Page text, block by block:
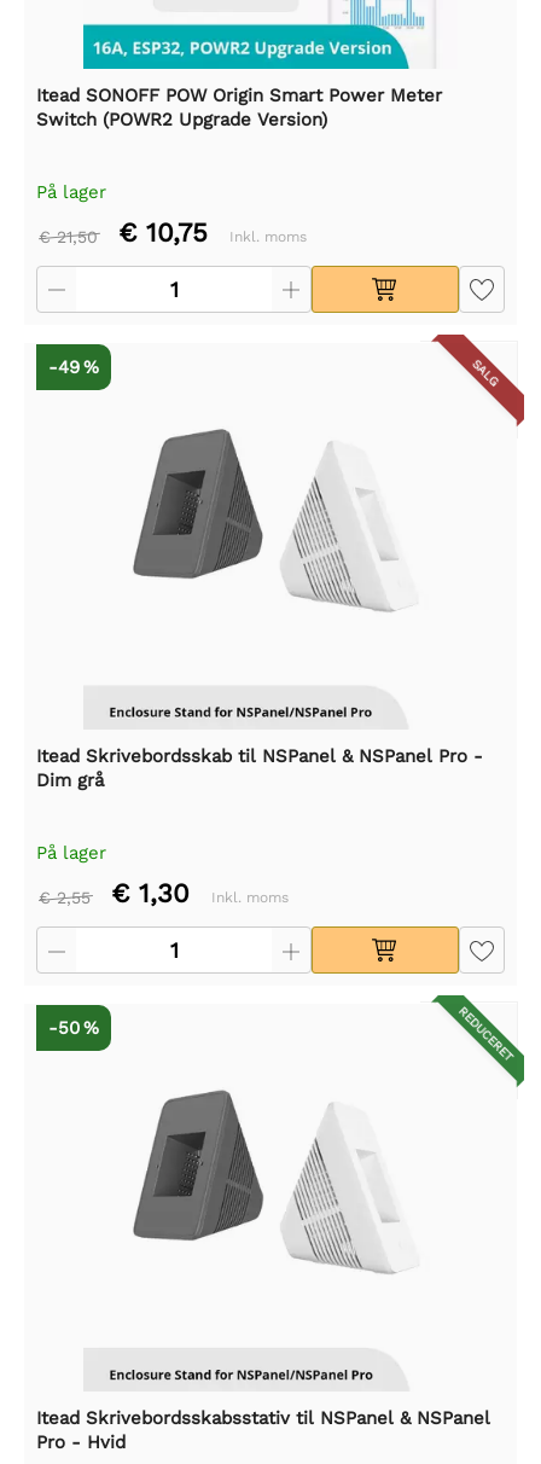
Itead SONOFF POW Origin Smart Power Meter
Switch (POWR2 Upgrade Version)
På lager
€ 21,50 € 10,75 Inkl. moms
SALG
-49 %
Itead Skrivebordsskab til NSPanel & NSPanel Pro -
Dim grå
På lager
€ 2,55 € 1,30 Inkl. moms
REDUCERET
-50 %
Itead Skrivebordsskabsstativ til NSPanel & NSPanel
Pro - Hvid